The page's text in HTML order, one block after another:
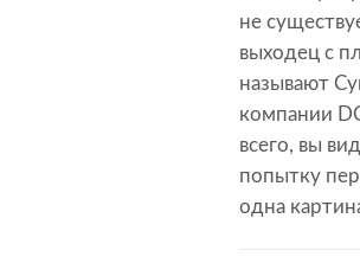
не
выходец с
называют
компании
всего, вы
попытку
одна